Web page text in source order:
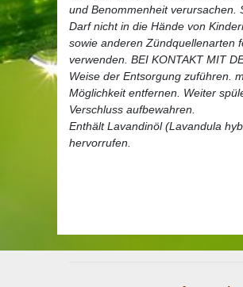
und Benommenheit verursachen.
Darf nicht in die Hände von
sowie anderen Zündquellenarten
verwenden. BEI KONTAKT MIT
Weise der Entsorgung zuführen.
Möglichkeit entfernen. Weiter
Verschluss aufbewahren.
Enthält Lavandinöl (Lavandula
hervorrufen.